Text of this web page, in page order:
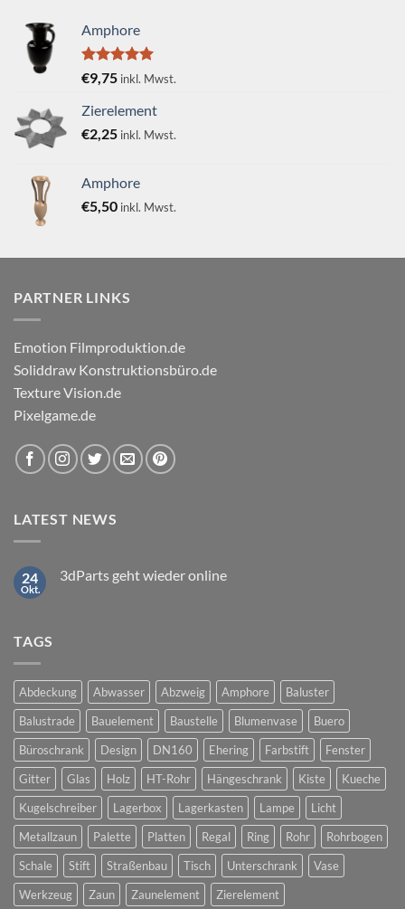
Amphore
Bewertet
mit
von 5
€9,75 inkl. Mwst.
Zierelement
€2,25 inkl. Mwst.
Amphore
€5,50 inkl. Mwst.
PARTNER LINKS
Emotion Filmproduktion.de
Soliddraw Konstruktionsbüro.de
Texture Vision.de
Pixelgame.de
LATEST NEWS
24
Okt.
3dParts geht wieder online
TAGS
Abdeckung Abwasser Abzweig Amphore
Baluster
Balustrade
Bauelement Baustelle Blumenvase
Buero
Büroschrank
Design DN160 Ehering Farbstift
Fenster
Gitter
Glas Holz HT-Rohr Hängeschrank Kiste
Kueche
Kugelschreiber
Lagerbox Lagerkasten Lampe
Licht
Metallzaun
Palette Platten Regal Ring Rohr
Rohrbogen
Schale
Stift Straßenbau Tisch Unterschrank
Vase
Werkzeug
Zaun Zaunelement Zierelement